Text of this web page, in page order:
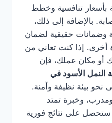
بأسعار تنافسية وخطط
بالإضافة إلى ذلك،
وضمانات حقيقية لضمان
إذا كنت تعاني من
أو مكان عملك، فإن
النمل الأسود في
نحو بيئة نظيفة وآمنة.
وخبرة تمتد
على نتائج فورية